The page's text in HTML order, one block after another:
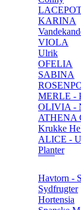
KARINA
VIOLA
Ulrik
OFELIA
SABINA
MERLE -
OLIVIA -
ATHENA
Krukke
ALICE -
Planter
Havtorn -
Sydfrugter
Hortensia